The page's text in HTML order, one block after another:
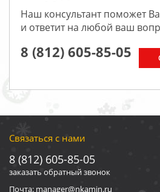
Наш консультант поможет
и ответит на любой ваш
8 (812) 605-85-05
Связаться с нами
8 (812) 605-85-05
заказать обратный звонок
Почта: manager@nkamin.ru